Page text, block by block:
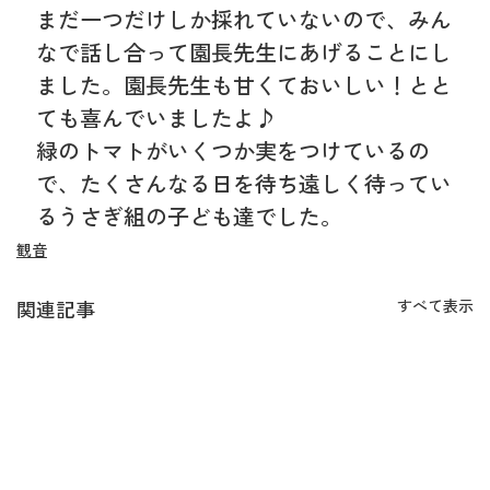
まだ一つだけしか採れていないので、みん
なで話し合って園長先生にあげることにし
ました。園長先生も甘くておいしい！とと
ても喜んでいましたよ♪
緑のトマトがいくつか実をつけているの
で、たくさんなる日を待ち遠しく待ってい
るうさぎ組の子ども達でした。
観音
関連記事 すべて表示